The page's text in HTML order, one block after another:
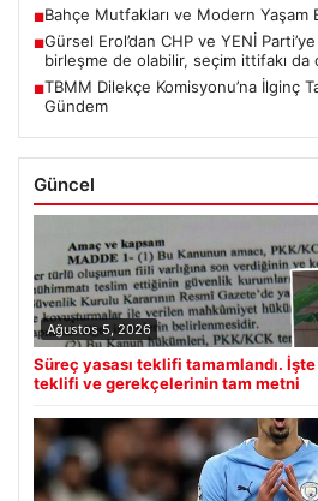
■Bahçe Mutfakları ve Modern Yaşam
■Gürsel Erol’dan CHP ve YENİ Parti’ye
birleşme de olabilir, seçim ittifakı da
■TBMM Dilekçe Komisyonu’na İlginç
Gündem
Güncel
Ağustos 5, 2026
Süreç yasası teklifi tamamlandı.
teklifi ve gerekçelerinin tam metni